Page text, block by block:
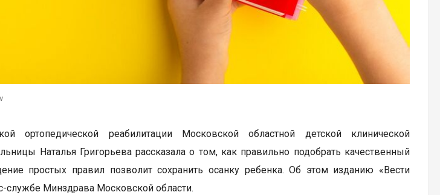
ортопедической реабилитации Московской областной детской клинической
Наталья Григорьева рассказала о том, как правильно подобрать качественный
простых правил позволит сохранить осанку ребенка. Об этом изданию «Вести
службе Минздрава Московской области.